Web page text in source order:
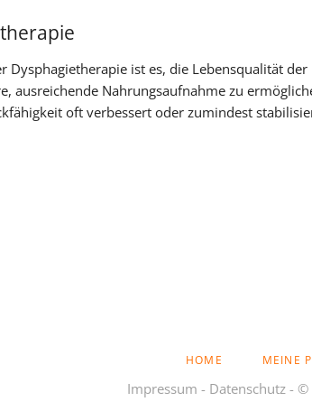
Dysphagietherapie ist es, die Lebensqualität
ausreichende Nahrungsaufnahme zu
oft verbessert oder zumindest
ÜBERSPRINGEN
HOME MEINE
Impressum - Datenschutz - ©